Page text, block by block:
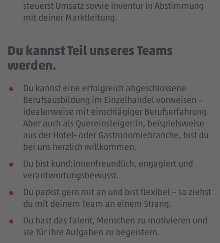
steuerst Umsatz sowie Inventur in Abstimmung
mit deiner Marktleitung.
Du kannst Teil unseres Teams
werden.
Du kannst eine erfolgreich abgeschlossene
Berufsausbildung im Einzelhandel vorweisen –
idealerweise mit einschlägiger Berufserfahrung.
Aber auch als Quereinsteiger:in, beispielsweise
aus der Hotel- oder Gastronomiebranche, bist du
bei uns herzlich willkommen.
Du bist kund:innenfreundlich, engagiert und
verantwortungsbewusst.
Du packst gern mit an und bist flexibel – so ziehst
du mit deinem Team an einem Strang.
Du hast das Talent, Menschen zu motivieren und
sie für ihre Aufgaben zu begeistern.